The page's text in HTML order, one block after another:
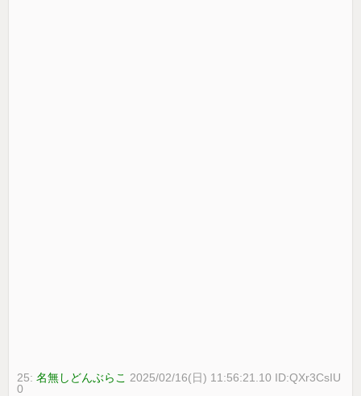
25:名無しどんぶらこ 2025/02/16(日) 11:56:21.10 ID:QXr3CsIU
0